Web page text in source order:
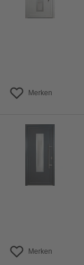
Merken
Merken